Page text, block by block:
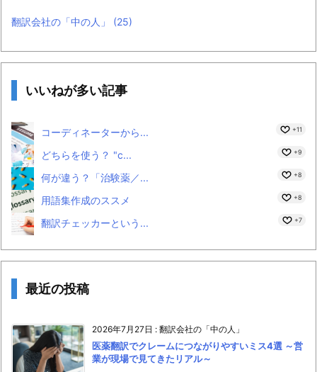
翻訳会社の「中の人」 (25)
いいねが多い記事
コーディネーターから... +11
どちらを使う？ "c... +9
何が違う？「治験薬／... +8
用語集作成のススメ +8
翻訳チェッカーという... +7
最近の投稿
2026年7月27日 : 翻訳会社の「中の人」
医薬翻訳でクレームにつながりやすいミス4選 ～営
業が現場で見てきたリアル～